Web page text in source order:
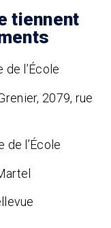
tiennent
l’École
2079, rue
de l’École